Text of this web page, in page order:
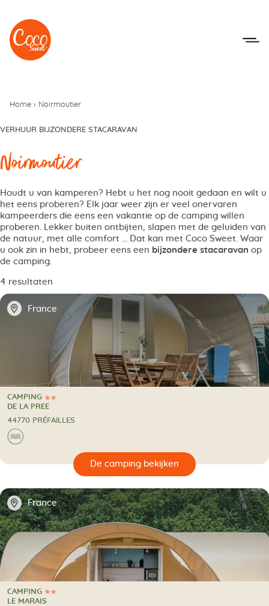
Naar het menu
Naar de inhoudsopgave
Home › Noirmoutier
VERHUUR BIJZONDERE STACARAVAN
Noirmoutier
Houdt u van kamperen? Hebt u het nog nooit gedaan en wilt u
het eens proberen? Elk jaar weer zijn er veel onervaren
kampeerders die eens een vakantie op de camping willen
proberen. Lekker buiten ontbijten, slapen met de geluiden van
de natuur, met alle comfort … Dat kan met Coco Sweet. Waar
u ook zin in hebt, probeer eens een bijzondere stacaravan op
de camping.
4 resultaten
📍 France
2 Sterren
CAMPING
CAMPING
DE LA PREE
44770 PRÉFAILLES
🌊
🔍
📍 France
2 Sterren
CAMPING
CAMPING
LE MARAIS